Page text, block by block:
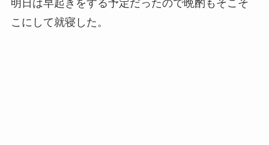
明日は早起きをする予定だったので晩酌もそこそ
こにして就寝した。